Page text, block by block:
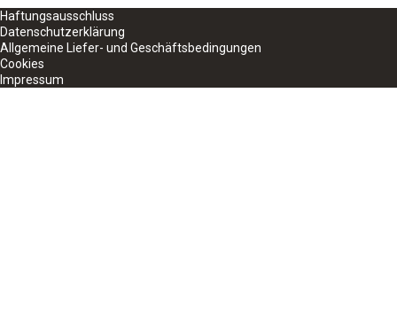
Haftungsausschluss
Datenschutzerklärung
Allgemeine Liefer- und Geschäftsbedingungen
Cookies
Impressum